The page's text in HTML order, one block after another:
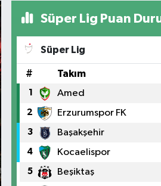
Süper Lig Puan
Süper Lig
# Takım
1 Amed
2 Erzurumspor FK
3 Başakşehir
4 Kocaelispor
5 Beşiktaş